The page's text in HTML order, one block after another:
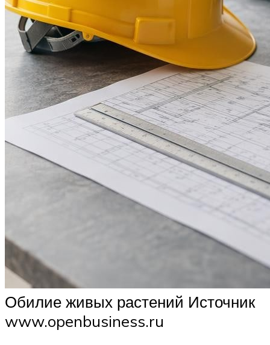
Обилие живых растений Источник
www.openbusiness.ru